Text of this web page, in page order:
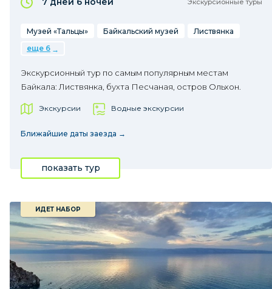
Экскурсионные туры
Музей «Тальцы» Байкальский музей
Листвянка
еще 6
Экскурсионный тур по самым популярным местам
Байкала: Листвянка, бухта Песчаная, остров Ольхон.
Экскурсии Водные экскурсии
Ближайшие даты заезда →
показать тур
ИДЕТ НАБОР